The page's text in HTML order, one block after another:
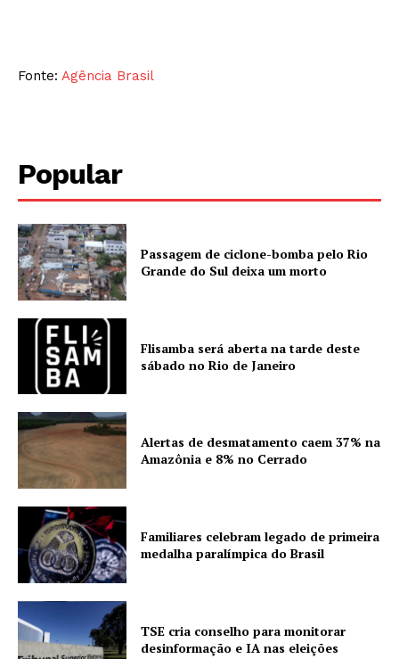
Fonte: Agência Brasil
Popular
Passagem de ciclone-bomba pelo Rio
Grande do Sul deixa um morto
Flisamba será aberta na tarde deste
sábado no Rio de Janeiro
Alertas de desmatamento caem 37% na
Amazônia e 8% no Cerrado
Familiares celebram legado de primeira
medalha paralímpica do Brasil
TSE cria conselho para monitorar
desinformação e IA nas eleições